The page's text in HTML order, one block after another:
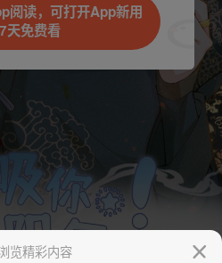
览精彩内容
阅读，可打开App新用
天免费看